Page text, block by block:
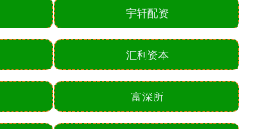
宇轩配资
汇利资本
富深所